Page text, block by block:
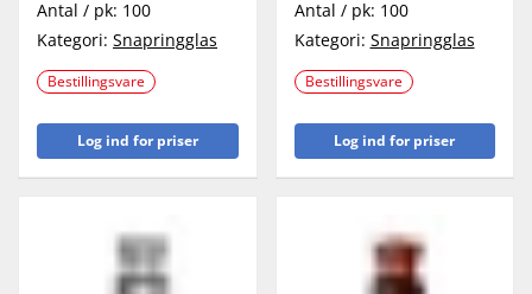
Antal / pk: 100
Kategori: Snapringglas
Bestillingsvare
Log ind for priser
Antal / pk: 100
Kategori: Snapringglas
Bestillingsvare
Log ind for priser